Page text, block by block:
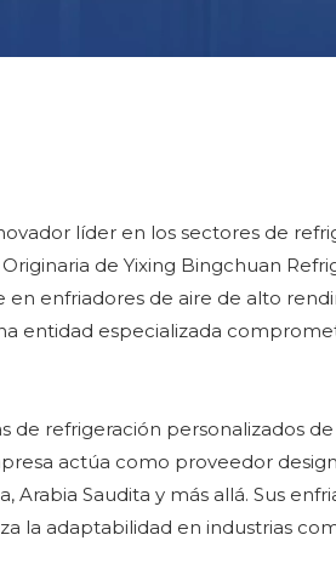
líder en los sectores de
de Yixing Bingchuan
en enfriadores de aire de alto
entidad especializada
de refrigeración personalizados
actúa como proveedor
Saudita y más allá. Sus
la adaptabilidad en industrias